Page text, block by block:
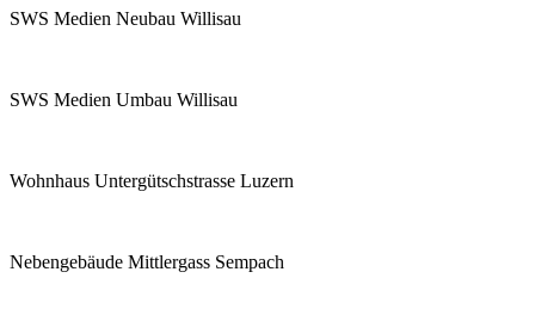
SWS Medien Neubau Willisau
SWS Medien Umbau Willisau
Wohnhaus Untergütschstrasse Luzern
Nebengebäude Mittlergass Sempach